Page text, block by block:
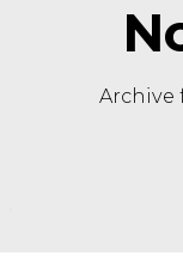
Archive